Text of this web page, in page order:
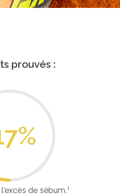
prouvés :
%
de sébum.¹